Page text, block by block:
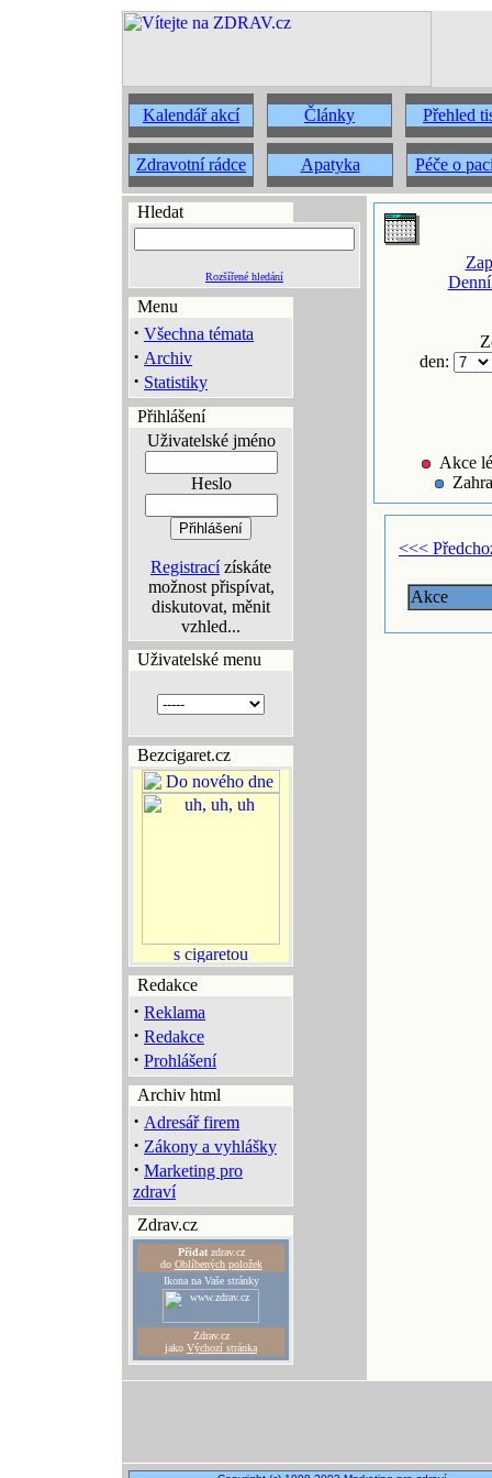
Kalendář akcí Články Přehled
Zdravotní rádce Apatyka Péče o
Hledat
Rozšířené hledání
Menu
· Všechna témata
· Archiv
· Statistiky
Přihlášení
Uživatelské jméno
Heslo
Registracízískáte
možnost přispívat,
diskutovat, měnit
vzhled...
Uživatelské menu
Bezcigaret.cz
Redakce
· Reklama
· Redakce
· Prohlášení
Archiv html
· Adresář firem
· Zákony a vyhlášky
· Marketing pro
zdraví
Zdrav.cz
Přidatzdrav.cz
do Oblíbených položek
Ikona na Vaše stránky
Zdrav.cz
jako Výchozí stránka
den:
Akce
<<<
Akce